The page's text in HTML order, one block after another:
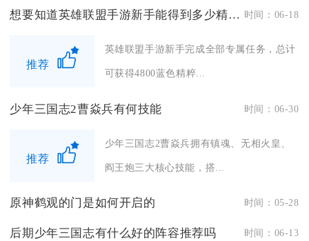
想要知道英雄联盟手游新手能得到多少精粹吗 时间：06-18
推荐
英雄联盟手游新手完成全部专属任务，总计
可获得4800蓝色精粹...
少年三国志2曹焱兵有何技能 时间：06-30
推荐
少年三国志2曹焱兵拥有镇魂、无相火皇、
阎王炮三大核心技能，搭...
原神鹤观的门是如何开启的 时间：05-28
后期少年三国志有什么好的阵容推荐吗 时间：06-13